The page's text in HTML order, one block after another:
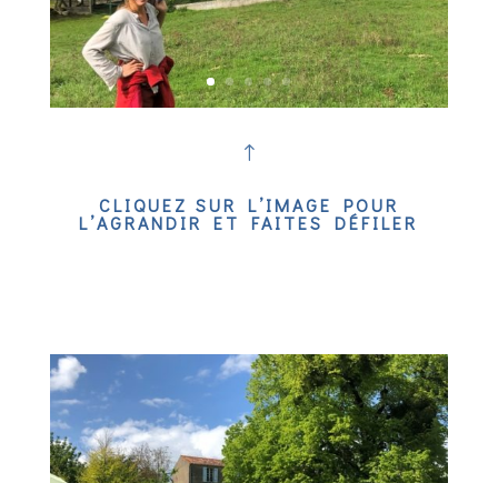
!
CLIQUEZ SUR L’IMAGE POUR
L’AGRANDIR ET FAITES DÉFILER